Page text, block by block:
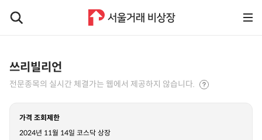
쓰리빌리언
전문종목의 실시간 체결가는 웹에서 제공하지 않습니다.
가격 조회제한
2024년 11월 14일 코스닥 상장